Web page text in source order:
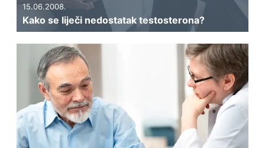
15.06.2008.
Kako se liječi nedostatak testosterona?